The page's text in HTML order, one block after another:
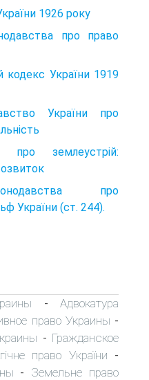
1926 року
про право
України 1919
України про
про землеустрій:
про
України (ст. 244).
-Адвокатура
право Украины -
- Гражданское
право України -
- Земельне право